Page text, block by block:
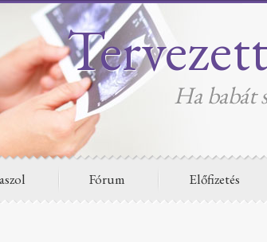
Ha babát
Fórum Előfizetés